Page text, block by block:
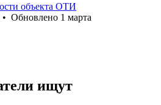
объекта ОТИ
• Обновлено 1 марта
ищут